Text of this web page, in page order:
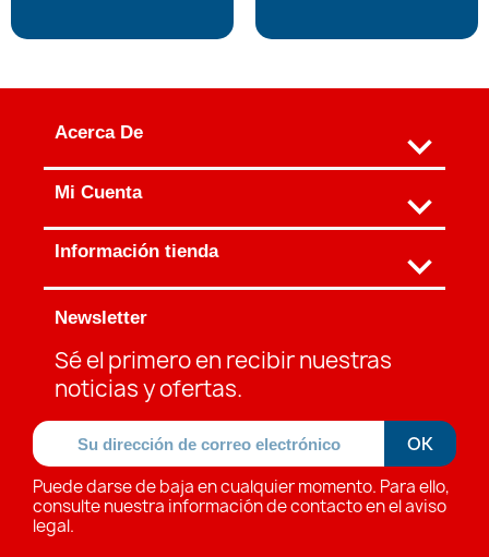
Acerca De 
Mi Cuenta 
Información tienda keyboard_arrow_down
Newsletter
Sé el primero en recibir nuestras
noticias y ofertas.
Puede darse de baja en cualquier momento. Para ello,
consulte nuestra información de contacto en el aviso
legal.